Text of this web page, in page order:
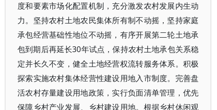
度和要素市场化配置机制，充分激发农村发展内生动
力。坚持农村土地农民集体所有制不动摇，坚持家庭
承包经营基础性地位不动摇，有序开展第二轮土地承
包到期后再延长30年试点，保持农村土地承包关系稳
定并长久不变，健全土地经营权流转服务体系。积极
探索实施农村集体经营性建设用地入市制度。完善盘
活农村存量建设用地政策，实行负面清单管理，优先
保障乡村产业发展、乡村建设用地。根据乡村休闲观